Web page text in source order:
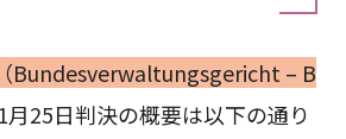
Bundesverwaltungsgericht – B
月25日判決の概要は以下の通り